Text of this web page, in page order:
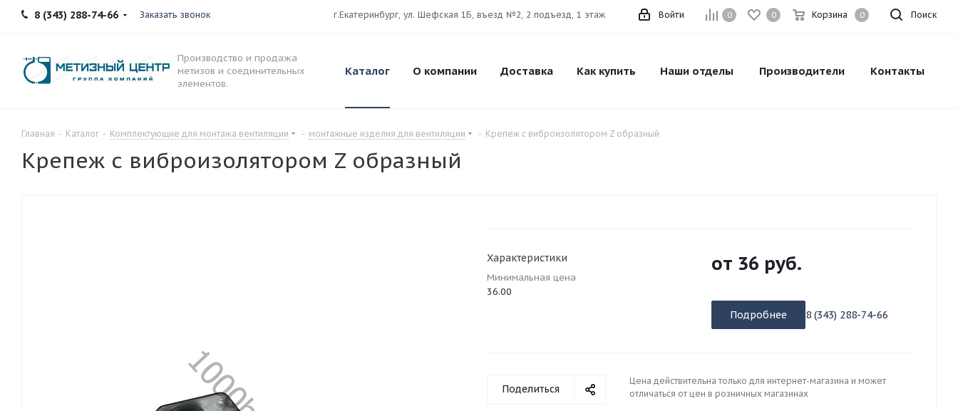
8 (343) 288-74-66 Заказать звонок г.Екатеринбург, ул. Шефская 1Б, въезд №2, 2 подъезд, 1 этаж Поиск
0 0 Корзина 0
Войти
Производство и продажа
метизов и соединительных
элементов.
Каталог О компании Доставка Как купить Наши отделы Производители Контакты
Главная - Каталог - Комплектующие для монтажа вентиляции - монтажные изделия для вентиляции - Крепеж с виброизолятором Z образный
Крепеж с виброизолятором Z образный
Характеристики
Минимальная цена
36.00
от 36 руб.
Подробнее 8 (343) 288-74-66
Поделиться
Цена действительна только для интернет-магазина и может
отличаться от цен в розничных магазинах